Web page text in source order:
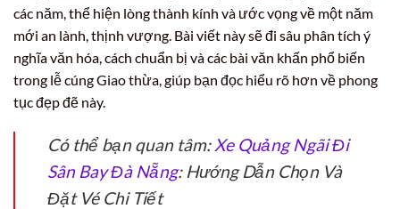
các năm, thể hiện lòng thành kính và ước vọng về một năm
mới an lành, thịnh vượng. Bài viết này sẽ đi sâu phân tích ý
nghĩa văn hóa, cách chuẩn bị và các bài văn khấn phổ biến
trong lễ cúng Giao thừa, giúp bạn đọc hiểu rõ hơn về phong
tục đẹp đẽ này.
Có thể bạn quan tâm:Xe Quảng Ngãi Đi
Sân Bay Đà Nẵng: Hướng Dẫn Chọn Và
Đặt Vé Chi Tiết